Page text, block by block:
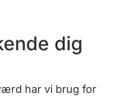
dig
har vi brug for